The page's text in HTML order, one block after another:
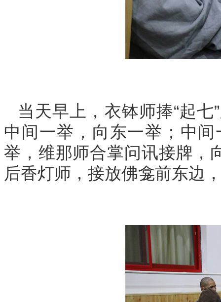
当天早上，衣钵师捧“起
中间一举，向东一举；中
举，维那师合掌问讯接牌，
后香灯师，接放佛龛前东边